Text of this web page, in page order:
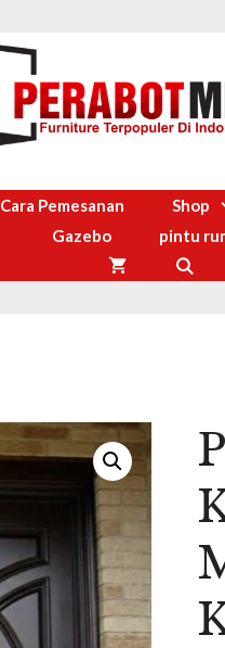
Cara Pemesanan Shop
Gazebo
pintu